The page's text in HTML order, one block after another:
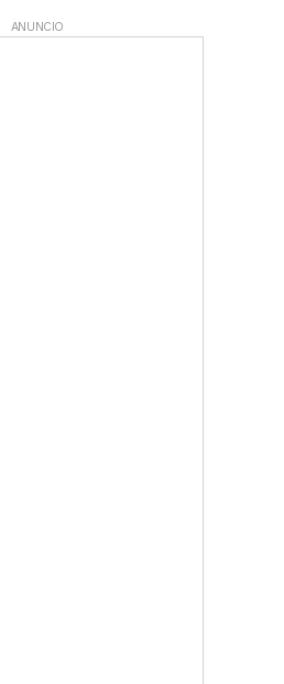
ANUNCIO